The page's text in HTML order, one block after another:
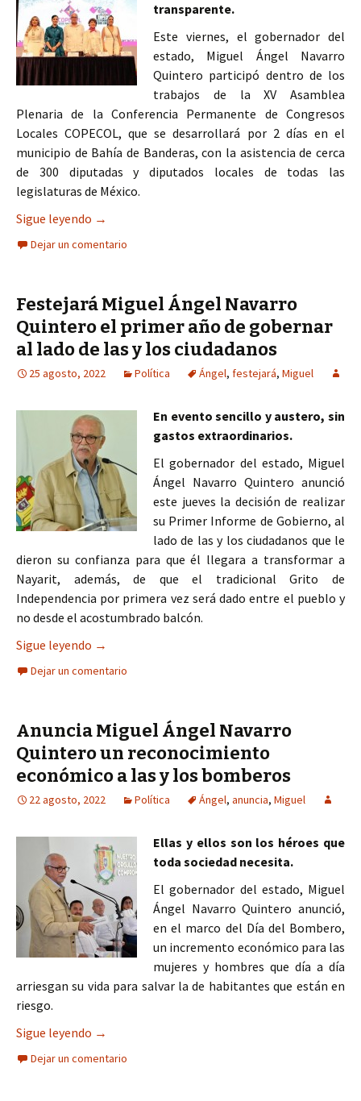
transparente.
Este viernes, el gobernador del
estado, Miguel Ángel Navarro
Quintero participó dentro de los
trabajos de la XV Asamblea
Plenaria de la Conferencia Permanente de Congresos
Locales COPECOL, que se desarrollará por 2 días en el
municipio de Bahía de Banderas, con la asistencia de cerca
de 300 diputadas y diputados locales de todas las
legislaturas de México.
Sigue leyendo Recibe Miguel Ángel Navarro Quintero a las y
→
Dejar un comentario
Festejará Miguel Ángel Navarro
Quintero el primer año de gobernar
al lado de las y los ciudadanos
25 agosto, 2022 Política Ángel, festejará, Miguel
En evento sencillo y austero, sin
gastos extraordinarios.
El gobernador del estado, Miguel
Ángel Navarro Quintero anunció
este jueves la decisión de realizar
su Primer Informe de Gobierno, al
lado de las y los ciudadanos que le
dieron su confianza para que él llegara a transformar a
Nayarit, además, de que el tradicional Grito de
Independencia por primera vez será dado entre el pueblo y
no desde el acostumbrado balcón.
Sigue leyendo Festejará Miguel Ángel Navarro Quintero el
→
Dejar un comentario
Anuncia Miguel Ángel Navarro
Quintero un reconocimiento
económico a las y los bomberos
22 agosto, 2022 Política Ángel, anuncia, Miguel
Ellas y ellos son los héroes que
toda sociedad necesita.
El gobernador del estado, Miguel
Ángel Navarro Quintero anunció,
en el marco del Día del Bombero,
un incremento económico para las
mujeres y hombres que día a día
arriesgan su vida para salvar la de habitantes que están en
riesgo.
Sigue leyendo Anuncia Miguel Ángel Navarro Quintero un
→
Dejar un comentario